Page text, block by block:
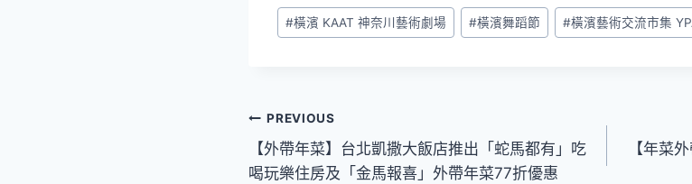
Post
Tags:
#橫濱 KAAT 神奈川藝術劇場 #橫濱舞蹈節 #橫濱藝術交流市集
文
章
PREVIOUS
【外帶年菜】台北凱撒大飯店推出「蛇馬都有」吃
喝玩樂住房及「金馬報喜」外帶年菜77折優惠
【年菜